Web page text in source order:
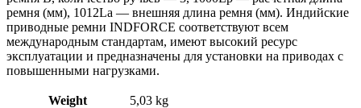
ремня (мм), 1012La — внешняя длина ремня (мм). Индийские
приводные ремни INDFORCE соответствуют всем
международным стандартам, имеют высокий ресурс
эксплуатации и предназначены для установки на приводах с
повышенными нагрузками.
Weight
5,03 kg